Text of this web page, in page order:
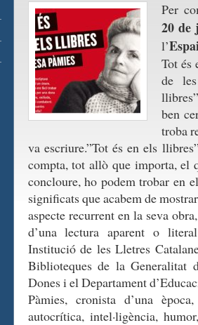
Per
20 de
l’
Tot és
de
ben
troba
va escriure.”Tot és en els
compta, tot allò que importa, el
concloure, ho podem trobar en
significats que acabem de
aspecte recurrent en la seva
d’una lectura aparent o
Institució de les Lletres
Biblioteques de la Generalitat
Dones i el Departament
Pàmies, cronista d’una
autocrítica, intel·ligència,